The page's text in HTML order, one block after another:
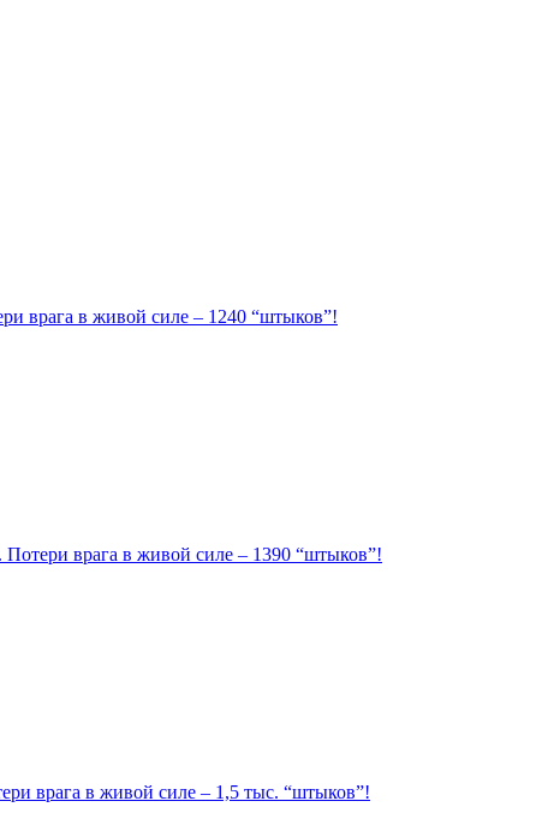
врага в живой силе – 1240 “штыков”!
врага в живой силе – 1390 “штыков”!
врага в живой силе – 1,5 тыс. “штыков”!